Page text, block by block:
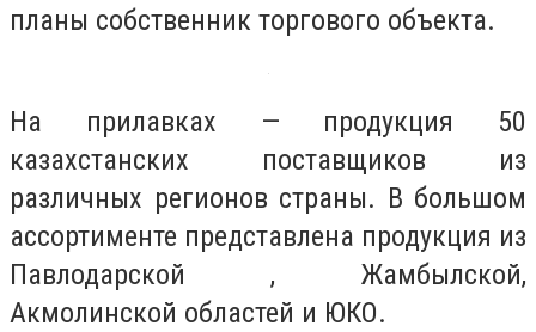
планы собственник торгового объекта.
На прилавках — продукция 50
казахстанских поставщиков из
различных регионов страны. В большом
ассортименте представлена продукция из
Павлодарской , Жамбылской,
Акмолинской областей и ЮКО.